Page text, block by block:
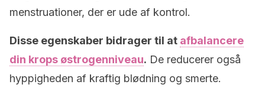
menstruationer, der er ude af kontrol.
Disse egenskaber bidrager til at afbalancere
din krops østrogenniveau. De reducerer også
hyppigheden af kraftig blødning og smerte.